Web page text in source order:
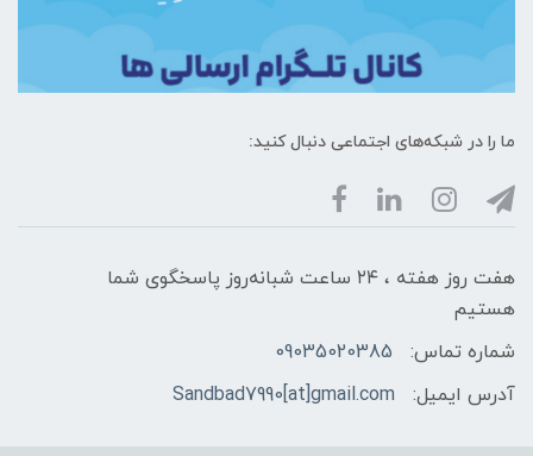
ما را در شبکه‌های اجتماعی دنبال کنید:
هفت روز هفته ، ۲۴ ساعت شبانه‌روز پاسخگوی شما
هستیم
شماره تماس:
09035020385
آدرس ایمیل:
Sandbad7990[at]gmail.com